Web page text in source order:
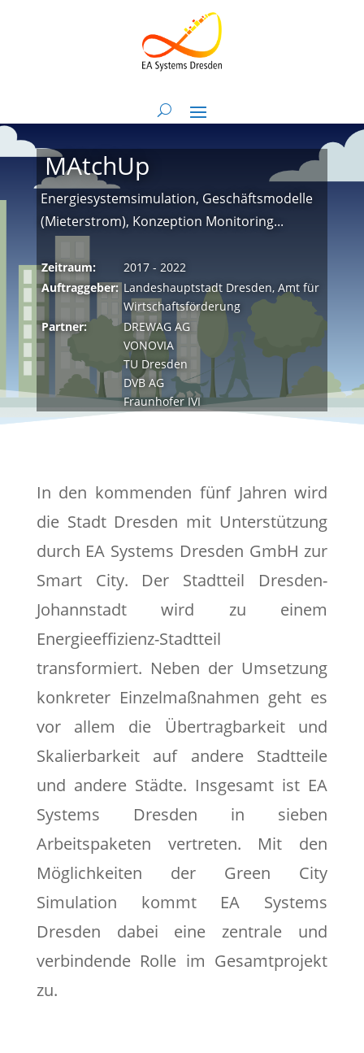
MAtchUp
Energiesystemsimulation, Geschäftsmodelle
(Mieterstrom), Konzeption Monitoring...
Zeitraum:
2017 - 2022
Auftraggeber: Landeshauptstadt Dresden, Amt für
Wirtschaftsförderung
Partner:
DREWAG AG
VONOVIA
TU Dresden
DVB AG
Fraunhofer IVI
In den kommenden fünf Jahren wird
die Stadt Dresden mit Unterstützung
durch EA Systems Dresden GmbH zur
Smart City. Der Stadtteil Dresden-
Johannstadt wird zu einem
Energieeffizienz-Stadtteil
transformiert. Neben der Umsetzung
konkreter Einzelmaßnahmen geht es
vor allem die Übertragbarkeit und
Skalierbarkeit auf andere Stadtteile
und andere Städte. Insgesamt ist EA
Systems Dresden in sieben
Arbeitspaketen vertreten. Mit den
Möglichkeiten der Green City
Simulation kommt EA Systems
Dresden dabei eine zentrale und
verbindende Rolle im Gesamtprojekt
zu.